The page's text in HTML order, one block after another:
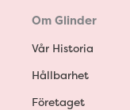
Om Glinder
Vår Historia
Hållbarhet
Företaget